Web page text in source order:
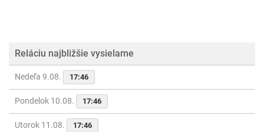
Reláciu najbližšie vysielame
Nedeľa 9.08. 17:46
Pondelok 10.08. 17:46
Utorok 11.08. 17:46